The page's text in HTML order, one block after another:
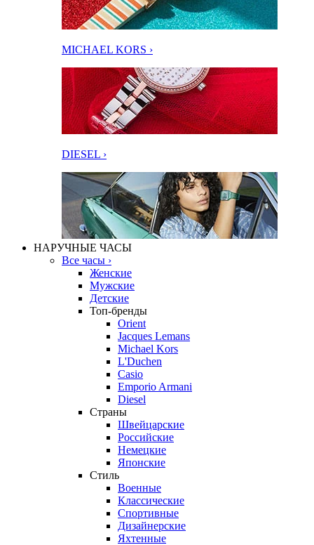
MICHAEL KORS ›
DIESEL ›
НАРУЧНЫЕ ЧАСЫ
Все часы ›
Женские
Мужские
Детские
Топ-бренды
Orient
Jacques Lemans
Michael Kors
L'Duchen
Casio
Emporio Armani
Diesel
Страны
Швейцарские
Российские
Немецкие
Японские
Стиль
Военные
Классические
Спортивные
Дизайнерские
Яхтенные